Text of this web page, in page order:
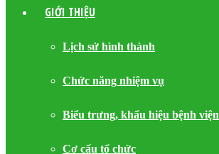
GIỚI THIỆU
Lịch sử hình thành
Chức năng nhiệm vụ
Biểu trưng, khẩu hiệu bệnh viện
Cơ cấu tổ chức